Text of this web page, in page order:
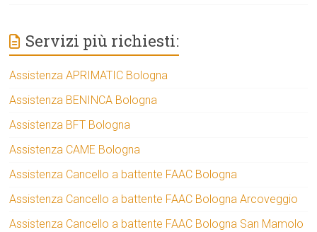
Servizi più richiesti:
Assistenza APRIMATIC Bologna
Assistenza BENINCA Bologna
Assistenza BFT Bologna
Assistenza CAME Bologna
Assistenza Cancello a battente FAAC Bologna
Assistenza Cancello a battente FAAC Bologna Arcoveggio
Assistenza Cancello a battente FAAC Bologna San Mamolo